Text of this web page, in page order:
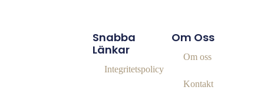
Om Oss
Om oss
Kontakt
Snabba
Länkar
Integritetspolicy